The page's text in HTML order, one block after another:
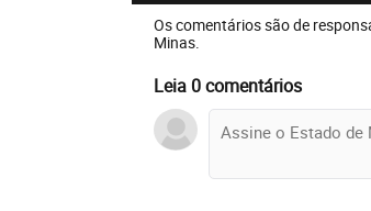
Os comentários são de
Minas.
Leia 0 comentários